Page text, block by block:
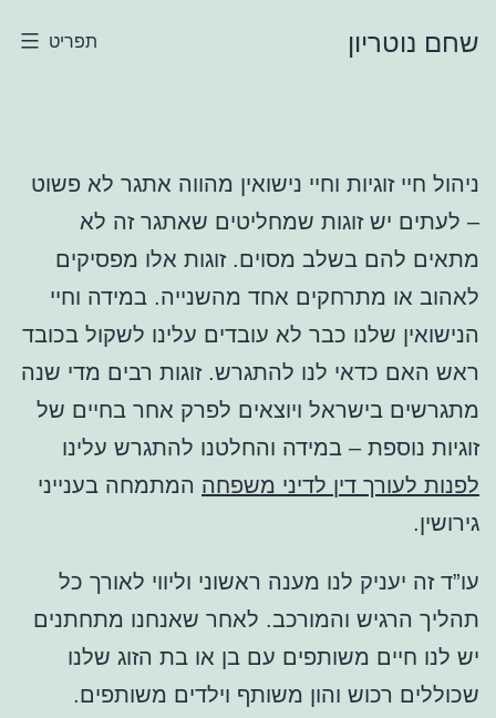
לתוכן
שחם נוטריון תפריט
ניהול חיי זוגיות וחיי נישואין מהווה אתגר לא פשוט
– לעתים יש זוגות שמחליטים שאתגר זה לא
מתאים להם בשלב מסוים. זוגות אלו מפסיקים
לאהוב או מתרחקים אחד מהשנייה. במידה וחיי
הנישואין שלנו כבר לא עובדים עלינו לשקול בכובד
ראש האם כדאי לנו להתגרש. זוגות רבים מדי שנה
מתגרשים בישראל ויוצאים לפרק אחר בחיים של
זוגיות נוספת – במידה והחלטנו להתגרש עלינו
לפנות לעורך דין לדיני משפחה המתמחה בענייני
גירושין.
עו”ד זה יעניק לנו מענה ראשוני וליווי לאורך כל
תהליך הרגיש והמורכב. לאחר שאנחנו מתחתנים
יש לנו חיים משותפים עם בן או בת הזוג שלנו
שכוללים רכוש והון משותף וילדים משותפים.